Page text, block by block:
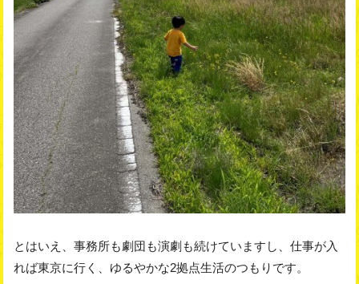
とはいえ、事務所も劇団も演劇も続けていますし、仕事が入
れば東京に行く、ゆるやかな2拠点生活のつもりです。